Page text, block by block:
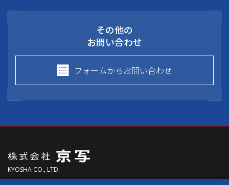
その他の
お問い合わせ
フォームからお問い合わせ
KYOSHA CO., LTD.